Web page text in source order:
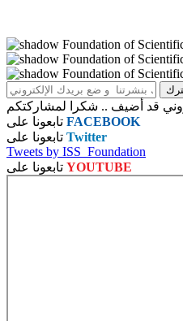
قد أضيف .. شكرا لمشاركتكم
FACEBOOK
Twitter
Tweets by ISS_Foundation
YOUTUBE